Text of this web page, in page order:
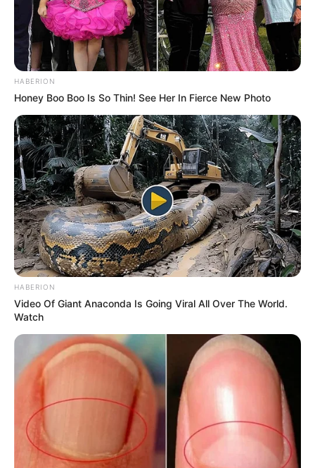
HABERION
Honey Boo Boo Is So Thin! See Her In Fierce New Photo
HABERION
Video Of Giant Anaconda Is Going Viral All Over The World.
Watch